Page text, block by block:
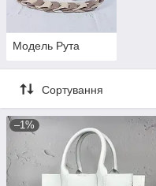
Модель Рута
Сортування
–1%